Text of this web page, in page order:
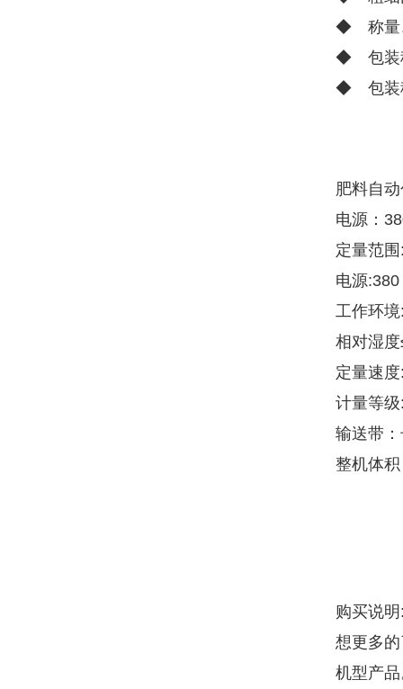
◆ 称量
◆ 包装
◆ 包装
肥料自
电源：
定量范
电源
工作环
相对湿
定量速
计量等
输送带
整机体
购买说明
想更多
机型产